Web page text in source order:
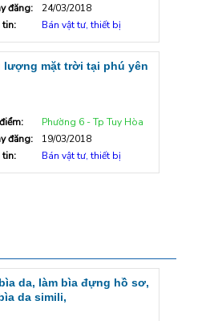
đăng:
24/03/2018
tin:
Bán vật tư, thiết bị
lượng mặt trời tại phú yên
Phường 6 - Tp Tuy Hòa
đăng:
19/03/2018
tin:
Bán vật tư, thiết bị
da, làm bìa đựng hồ sơ,
da simili,